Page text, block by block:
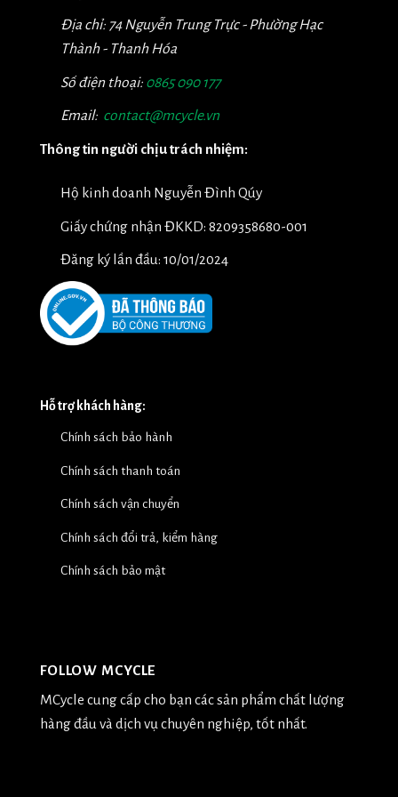
Địa chỉ: 74 Nguyễn Trung Trực - Phường Hạc
Thành - Thanh Hóa
Số điện thoại: 0865 090 177
Email: contact@mcycle.vn
Thông tin người chịu trách nhiệm:
Hộ kinh doanh Nguyễn Đình Qúy
Giấy chứng nhận ĐKKD: 8209358680-001
Đăng ký lần đầu: 10/01/2024
Hỗ trợ khách hàng:
Chính sách bảo hành
Chính sách thanh toán
Chính sách vận chuyển
Chính sách đổi trả, kiểm hàng
Chính sách bảo mật
FOLLOW MCYCLE
MCycle cung cấp cho bạn các sản phẩm chất lượng
hàng đầu và dịch vụ chuyên nghiệp, tốt nhất.